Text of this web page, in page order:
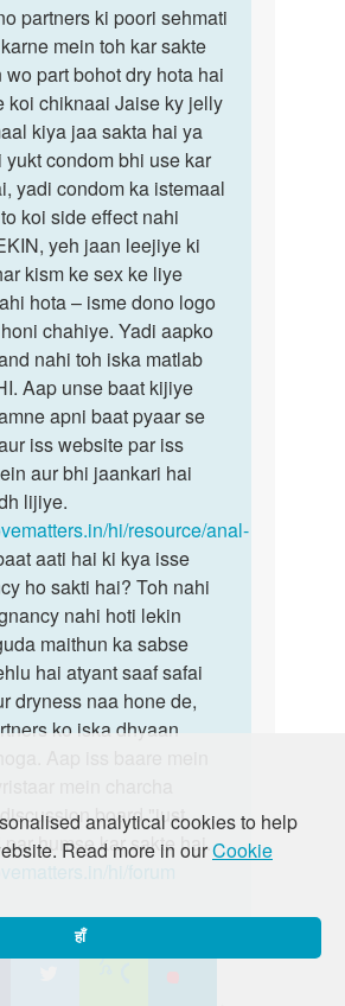
analytical cookies to help
Read more in ourCookie
हाँ
partners ki poori sehmati
mein toh kar sakte
wo part bohot dry hota hai
koi chiknaai Jaise ky jelly
kiya jaa sakta hai ya
condom bhi use kar
yadi condom ka istemaal
koi side effect nahi
yeh jaan leejiye ki
kism ke sex ke liye
hota – isme dono logo
chahiye. Yadi aapko
nahi toh iska matlab
Aap unse baat kijiye
apni baat pyaar se
iss website par iss
aur bhi jaankari hai
lijiye.
hi/resource/anal-
aati hai ki kya isse
ho sakti hai? Toh nahi
nahi hoti lekin
maithun ka sabse
hai atyant saaf safai
dryness naa hone de,
ko iska dhyaan
mein charcha
board "just
humse kar sakte hai.